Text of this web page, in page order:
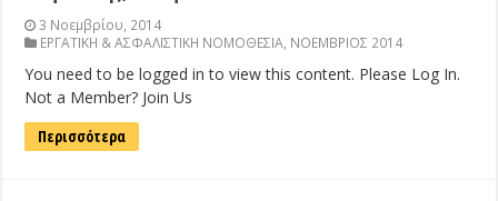
3 Νοεμβρίου, 2014
ΕΡΓΑΤΙΚΗ & ΑΣΦΑΛΙΣΤΙΚΗ ΝΟΜΟΘΕΣΙΑ, ΝΟΕΜΒΡΙΟΣ 2014
You need to be logged in to view this content. Please Log In.
Not a Member? Join Us
Περισσότερα